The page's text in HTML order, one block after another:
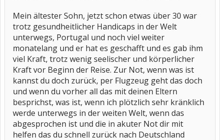
Mein ältester Sohn, jetzt schon etwas über 30 war
trotz gesundheitlicher Handicaps in der Welt
unterwegs, Portugal und noch viel weiter
monatelang und er hat es geschafft und es gab ihm
viel Kraft, trotz wenig seelischer und körperlicher
Kraft vor Beginn der Reise. Zur Not, wenn was ist
kannst du doch zurück, per Flugzeug geht das doch
und wenn du vorher all das mit deinen Eltern
besprichst, was ist, wenn ich plötzlich sehr kränklich
werde unterwegs in der weiten Welt, wenn das
abgesprochen ist und die in akuter Not dir mit
helfen das du schnell zurück nach Deutschland